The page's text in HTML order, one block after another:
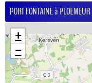
PORT FONTAINE à PLOEMEUR
+
−